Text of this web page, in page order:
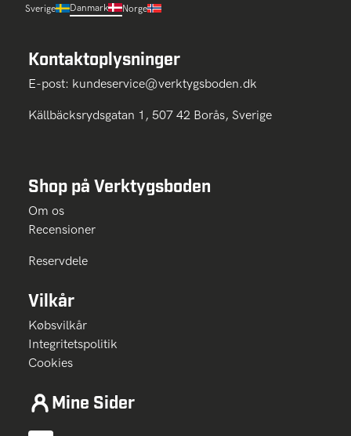
Sverige Danmark Norge
Kontaktoplysninger
E-post: kundeservice@verktygsboden.dk
Källbäcksrydsgatan 1, 507 42 Borås, Sverige
Shop på Verktygsboden
Om os
Recensioner
Reservdele
Vilkår
Købsvilkår
Integritetspolitik
Cookies
Mine Sider